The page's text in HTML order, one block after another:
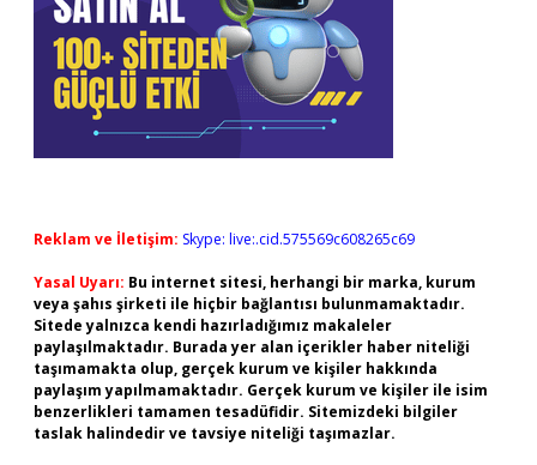
Reklam ve İletişim: Skype: live:.cid.575569c608265c69
Yasal Uyarı: Bu internet sitesi, herhangi bir marka, kurum
veya şahıs şirketi ile hiçbir bağlantısı bulunmamaktadır.
Sitede yalnızca kendi hazırladığımız makaleler
paylaşılmaktadır. Burada yer alan içerikler haber niteliği
taşımamakta olup, gerçek kurum ve kişiler hakkında
paylaşım yapılmamaktadır. Gerçek kurum ve kişiler ile isim
benzerlikleri tamamen tesadüfidir. Sitemizdeki bilgiler
taslak halindedir ve tavsiye niteliği taşımazlar.